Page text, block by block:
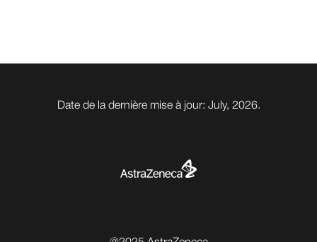
Date de la dernière mise à jour: July, 2026.